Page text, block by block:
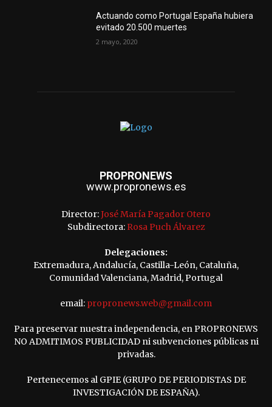
Actuando como Portugal España hubiera
evitado 20.500 muertes
2 mayo, 2020
PROPRONEWS
www.propronews.es
Director:José María Pagador Otero
Subdirectora: Rosa Puch Álvarez
Delegaciones:
Extremadura, Andalucía, Castilla-León, Cataluña,
Comunidad Valenciana, Madrid, Portugal
email: propronews.web@gmail.com
Para preservar nuestra independencia, en PROPRONEWS
NO ADMITIMOS PUBLICIDAD ni subvenciones públicas ni
privadas.
Pertenecemos al GPIE (GRUPO DE PERIODISTAS DE
INVESTIGACIÓN DE ESPAÑA).